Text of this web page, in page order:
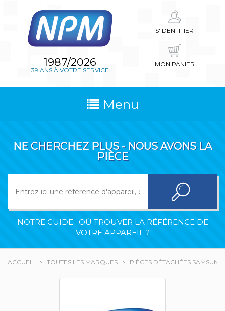
1987/2026
39 ANS À VOTRE SERVICE
S'IDENTIFIER
MON PANIER
Menu
NE CHERCHEZ PLUS - NOUS AVONS LA
PIÈCE
NOTRE GUIDE : OÙ TROUVER LA RÉFÉRENCE DE
VOTRE APPAREIL ?
ACCUEIL TOUTES LES MARQUES PIÈCES DÉTACHÉES SAMSUNG